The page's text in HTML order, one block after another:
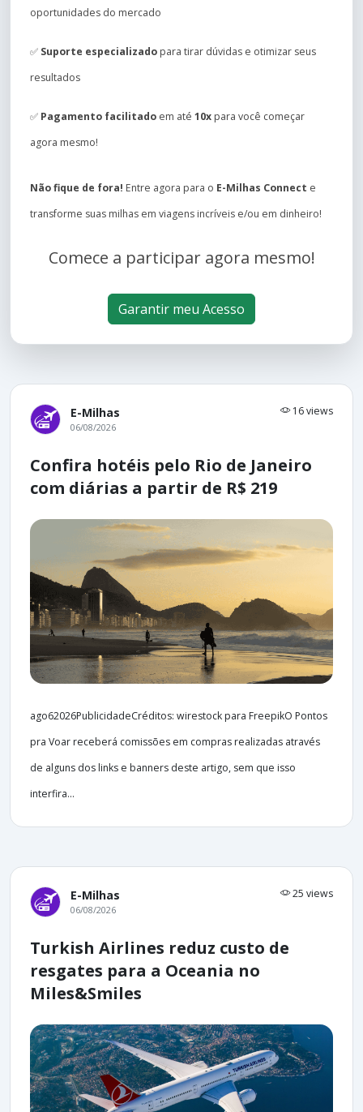
oportunidades do mercado
✅ Suporte especializado para tirar dúvidas e otimizar seus
resultados
✅ Pagamento facilitado em até 10x para você começar
agora mesmo!
Não fique de fora! Entre agora para o E-Milhas Connect e
transforme suas milhas em viagens incríveis e/ou em dinheiro!
Comece a participar agora mesmo!
Garantir meu Acesso
E-Milhas 16 views
06/08/2026
Confira hotéis pelo Rio de Janeiro
com diárias a partir de R$ 219
ago62026PublicidadeCréditos: wirestock para FreepikO Pontos
pra Voar receberá comissões em compras realizadas através
de alguns dos links e banners deste artigo, sem que isso
interfira...
E-Milhas 25 views
06/08/2026
Turkish Airlines reduz custo de
resgates para a Oceania no
Miles&Smiles